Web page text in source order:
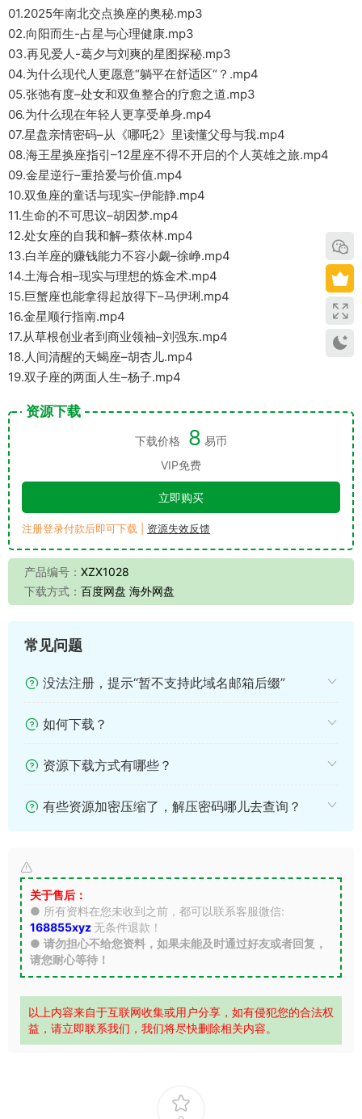
01.2025年南北交点换座的奥秘.mp3
02.向阳而生-占星与心理健康.mp3
03.再见爱人-葛夕与刘爽的星图探秘.mp3
04.为什么现代人更愿意“躺平在舒适区“？.mp4
05.张弛有度–处女和双鱼整合的疗愈之道.mp3
06.为什么现在年轻人更享受单身.mp4
07.星盘亲情密码–从《哪吒2》里读懂父母与我.mp4
08.海王星换座指引–12星座不得不开启的个人英雄之旅.mp4
09.金星逆行–重拾爱与价值.mp4
10.双鱼座的童话与现实–伊能静.mp4
11.生命的不可思议–胡因梦.mp4
12.处女座的自我和解–蔡依林.mp4
13.白羊座的赚钱能力不容小觑–徐峥.mp4
14.土海合相–现实与理想的炼金术.mp4
15.巨蟹座也能拿得起放得下–马伊琍.mp4
16.金星顺行指南.mp4
17.从草根创业者到商业领袖–刘强东.mp4
18.人间清醒的天蝎座–胡杏儿.mp4
19.双子座的两面人生–杨子.mp4
资源下载
下载价格 8 易币
VIP免费
立即购买
注册登录付款后即可下载 | 资源失效反馈
产品编号： XZX1028
下载方式： 百度网盘 海外网盘
常见问题
没法注册，提示“暂不支持此域名邮箱后缀”
如何下载？
资源下载方式有哪些？
有些资源加密压缩了，解压密码哪儿去查询？
关于售后：
● 所有资料在您未收到之前，都可以联系客服微信:
168855xyz 无条件退款！
● 请勿担心不给您资料，如果未能及时通过好友或者回复，
请您耐心等待！
以上内容来自于互联网收集或用户分享，如有侵犯您的合法权
益，请立即联系我们，我们将尽快删除相关内容。